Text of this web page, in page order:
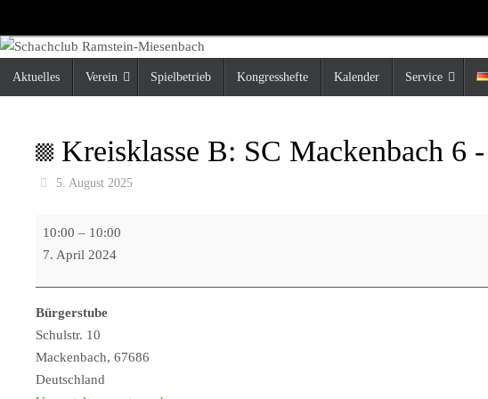
Inhalt
springen
Inhalt
Aktuelles Verein Spielbetrieb Kongresshefte Kalender Service
Kreisklasse B: SC Mackenbach 6
5. August 2025
Mackenbach
6
-
SG
Ramstein-
10:00 – 10:00
7. April 2024
Bürgerstube
Schulstr. 10
Mackenbach, 67686
Deutschland